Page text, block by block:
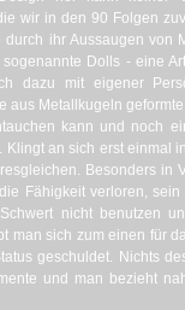
wir in den 90 Folgen
ihr Aussaugen von
Dolls - eine
dazu mit eigener
aus Metallkugeln
kann und noch
an sich erst einmal
Besonders in
Fähigkeit verloren,
nicht benutzen
man sich zum einen für
geschuldet. Nichts
und man bezieht